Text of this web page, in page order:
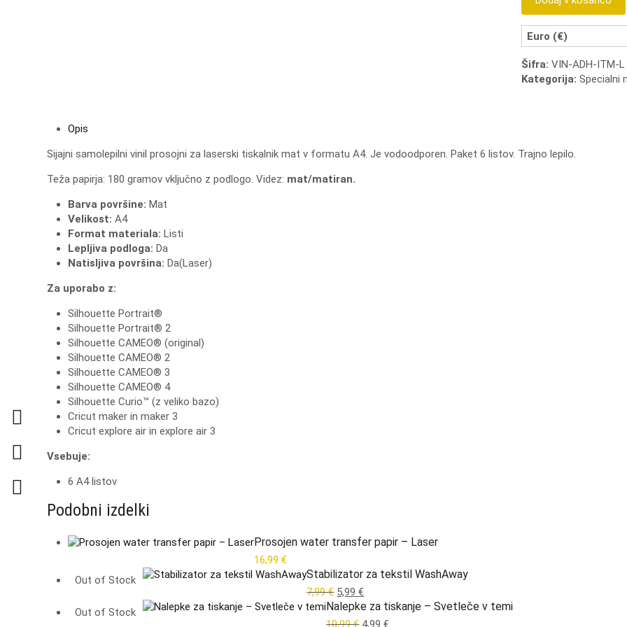
vinilne
MAT
-
6
listov
Euro (€)
Šifra: VIN-ADH-ITM-L
Kategorija: Specialni
Opis
Sijajni samolepilni vinil prosojni za laserski tiskalnik mat v formatu A4. Je vodoodporen. Paket 6 listov. Trajno lepilo.
Teža papirja: 180 gramov vključno z podlogo. Videz: mat/matiran.
Barva površine: Mat
Velikost: A4
Format materiala: Listi
Lepljiva podloga: Da
Natisljiva površina: Da(Laser)​
Za uporabo z:
Silhouette Portrait®
Silhouette Portrait® 2
Silhouette CAMEO® (original)
Silhouette CAMEO® 2
Silhouette CAMEO® 3
Silhouette CAMEO® 4
Silhouette Curio™ (z veliko bazo)
Cricut maker in maker 3
Cricut explore air in explore air 3
Vsebuje:
6 A4 listov
Podobni izdelki
Prosojen water transfer papir – Laser
16,99€
Out of Stock
Stabilizator za tekstil WashAway
7,99€ Original
price
was:
5,99€Current
price
is:
Out of Stock Nalepke za tiskanje – Svetleče v temi
10,99€ Original
4,99€Current